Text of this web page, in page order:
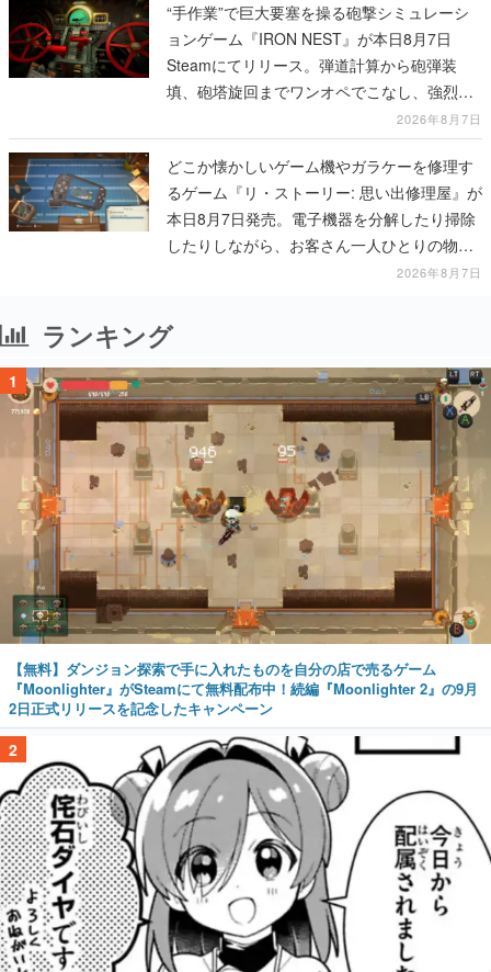
“手作業”で巨大要塞を操る砲撃シミュレーシ
ョンゲーム『IRON NEST』が本日8月7日
Steamにてリリース。弾道計算から砲弾装
填、砲塔旋回までワンオペでこなし、強烈な
一撃をブチかませるロマンある作品2026年8月7日
どこか懐かしいゲーム機やガラケーを修理す
るゲーム『リ・ストーリー: 思い出修理屋』が
本日8月7日発売。電子機器を分解したり掃除
したりしながら、お客さん一人ひとりの物語
2026年8月7日
ランキング
1
【無料】ダンジョン探索で手に入れたものを自分の店で売るゲーム
『Moonlighter』がSteamにて無料配布中！続編『Moonlighter 2』の9月
2日正式リリースを記念したキャンペーン
2